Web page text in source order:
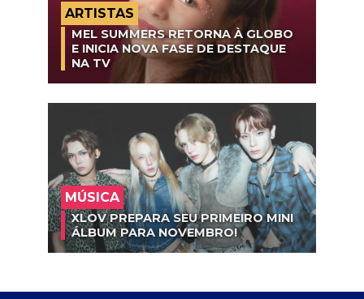
ARTISTAS
MEL SUMMERS RETORNA À GLOBO
E INICIA NOVA FASE DE DESTAQUE
NA TV
MÚSICA
XLOV PREPARA SEU PRIMEIRO MINI
ÁLBUM PARA NOVEMBRO!